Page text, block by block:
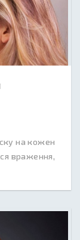
на кожен
враження,